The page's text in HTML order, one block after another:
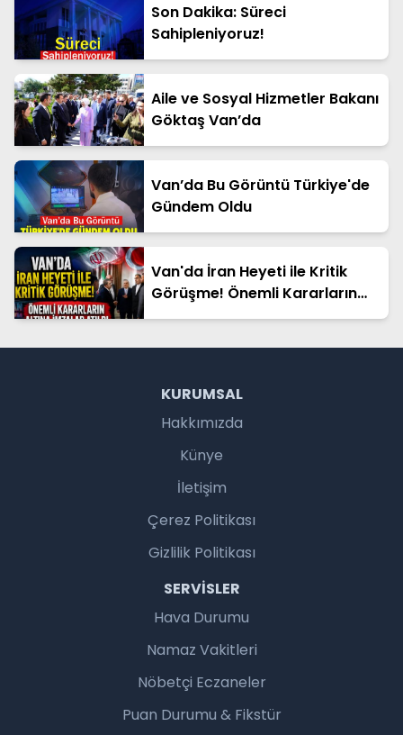
Son Dakika: Süreci
Sahipleniyoruz!
Aile ve Sosyal Hizmetler Bakanı
Göktaş Van’da
Van’da Bu Görüntü Türkiye'de
Gündem Oldu
Van'da İran Heyeti ile Kritik
Görüşme! Önemli Kararların
Altına İmzalar Atıldı
KURUMSAL
Hakkımızda
Künye
İletişim
Çerez Politikası
Gizlilik Politikası
SERVISLER
Hava Durumu
Namaz Vakitleri
Nöbetçi Eczaneler
Puan Durumu & Fikstür